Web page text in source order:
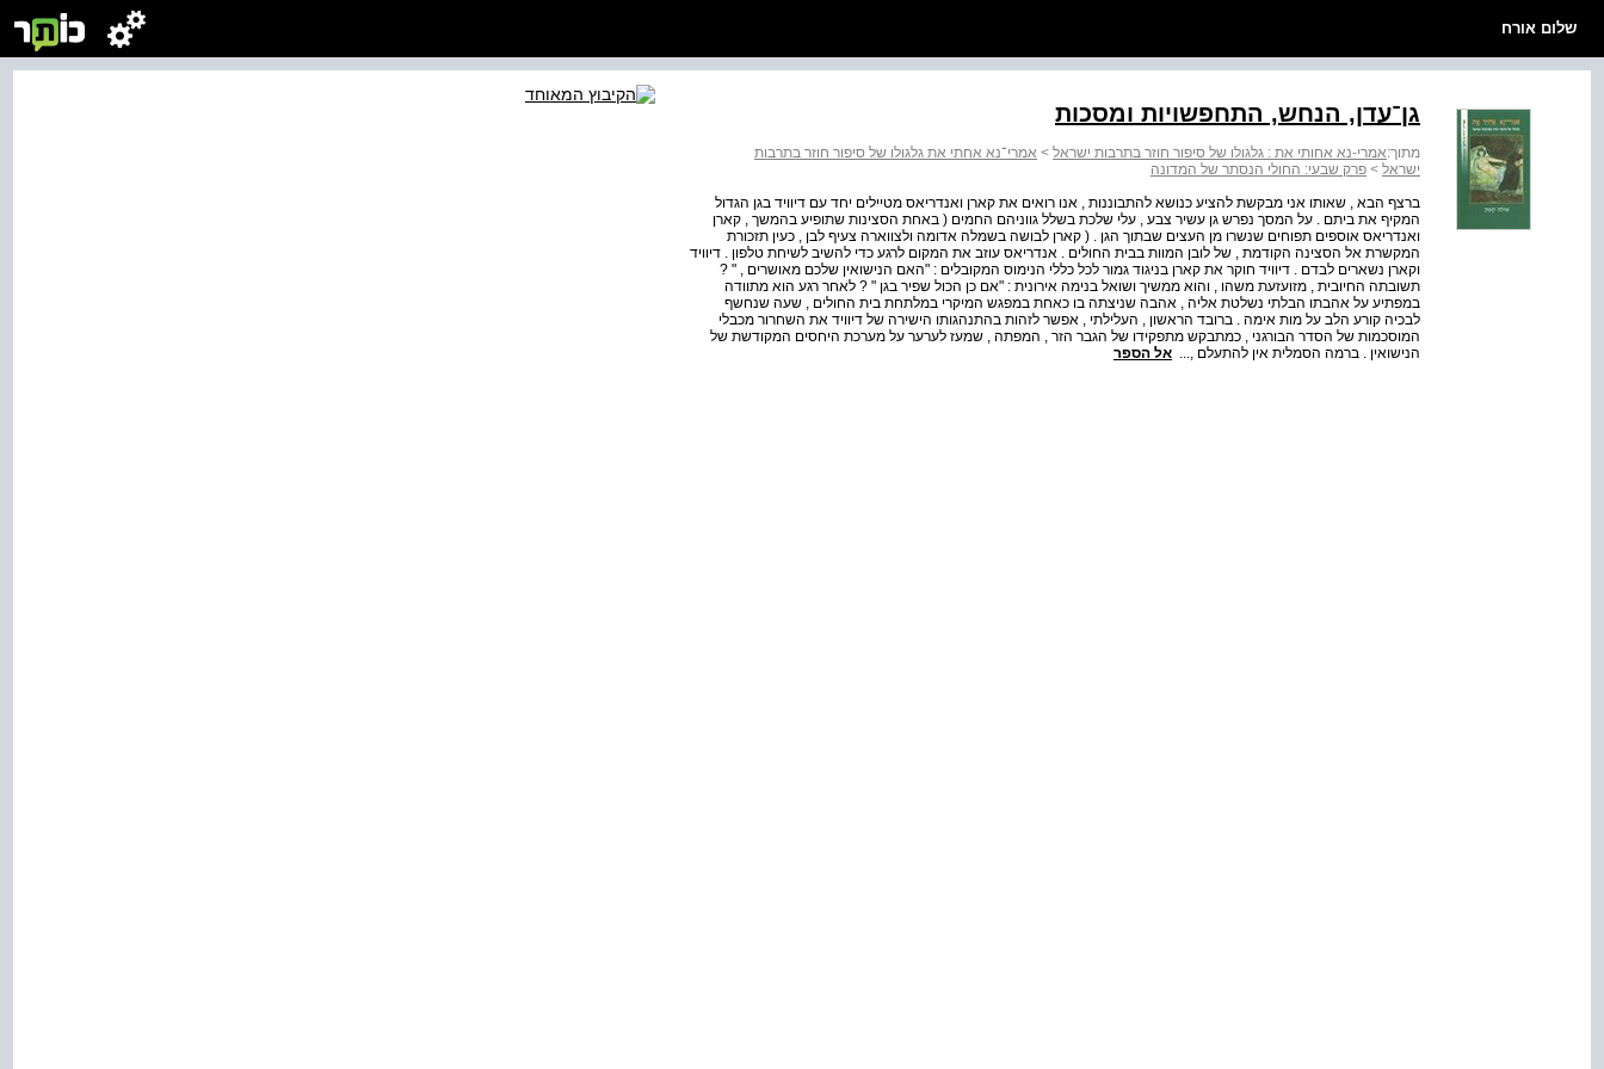
שלום אורח
גן־עדן, הנחש, התחפשויות ומסכות
מתוך:אמרי-נא אחותי את : גלגולו של סיפור חוזר בתרבות ישראל > אמרי־נא אחתי את גלגולו של סיפור חוזר בתרבות
ישראל > פרק שבעי: החולי הנסתר של המדונה
ברצף הבא , שאותו אני מבקשת להציע כנושא להתבוננות , אנו רואים את קארן ואנדריאס מטיילים יחד עם דיוויד בגן הגדול
המקיף את ביתם . על המסך נפרש גן עשיר צבע , עלי שלכת בשלל גווניהם החמים ( באחת הסצינות שתופיע בהמשך , קארן
ואנדריאס אוספים תפוחים שנשרו מן העצים שבתוך הגן . ( קארן לבושה בשמלה אדומה ולצווארה צעיף לבן , כעין תזכורת
המקשרת אל הסצינה הקודמת , של לובן המוות בבית החולים . אנדריאס עוזב את המקום לרגע כדי להשיב לשיחת טלפון . דיוויד
וקארן נשארים לבדם . דיוויד חוקר את קארן בניגוד גמור לכל כללי הנימוס המקובלים : "האם הנישואין שלכם מאושרים , " ?
תשובתה החיובית , מזועזעת משהו , והוא ממשיך ושואל בנימה אירונית : "אם כן הכול שפיר בגן " ? לאחר רגע הוא מתוודה
במפתיע על אהבתו הבלתי נשלטת אליה , אהבה שניצתה בו כאחת במפגש המיקרי במלתחת בית החולים , שעה שנחשף
לבכיה קורע הלב על מות אימה . ברובד הראשון , העלילתי , אפשר לזהות בהתנהגותו הישירה של דיוויד את השחרור מכבלי
המוסכמות של הסדר הבורגני , כמתבקש מתפקידו של הגבר הזר , המפתה , שמעז לערער על מערכת היחסים המקודשת של
הנישואין . ברמה הסמלית אין להתעלם ,... אל הספר